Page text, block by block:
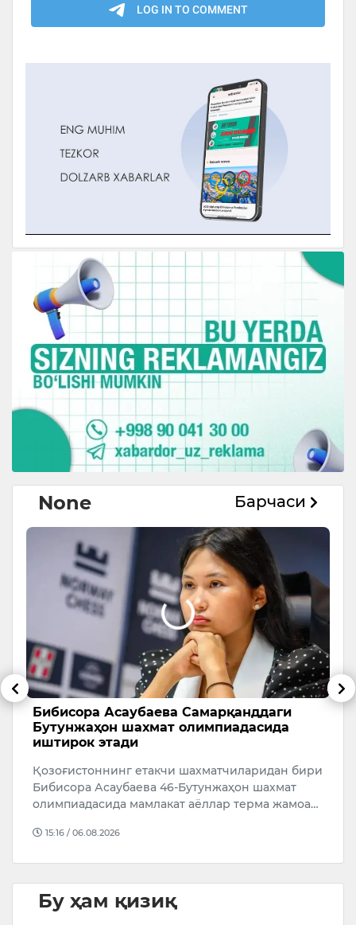
None Барчаси
Бибисора Асаубаева Самарқанддаги
Бутунжаҳон шахмат олимпиадасида
иштирок этади
Қозоғистоннинг етакчи шахматчиларидан бири
Бибисора Асаубаева 46-Бутунжаҳон шахмат
олимпиадасида мамлакат аёллар терма жамоа…
15:16 / 06.08.2026
Бу ҳам қизиқ